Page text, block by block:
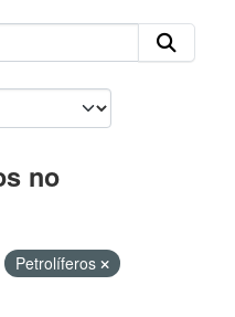
no
Petrolíferos